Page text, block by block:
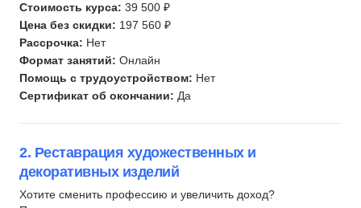
Фотограф
Радиоведущий
Подкасты
Корректор
Издательское дело
Стоимость курса: 39 500 ₽
Цена без скидки: 197 560 ₽
Рассрочка: Нет
Формат занятий: Онлайн
Помощь с трудоустройством: Нет
Сертификат об окончании: Да
2. Реставрация художественных и
декоративных изделий
Хотите сменить профессию и увеличить доход?